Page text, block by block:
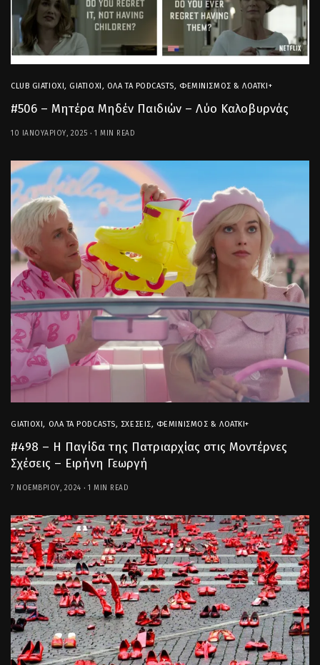
CLUB GIATIOXI, GIATIOXI , ΌΛΑ ΤΑ PODCASTS, ΦΕΜΙΝΙΣΜΌΣ & ΛΟΑΤΚΙ+
#506 – Μητέρα Μηδέν Παιδιών – Λύο Καλοβυρνάς
10 ΙΑΝΟΥΑΡΊΟΥ, 2025 1 MIN READ
GIATIOXI, ΌΛΑ ΤΑ PODCASTS, ΣΧΈΣΕΙΣ, ΦΕΜΙΝΙΣΜΌΣ & ΛΟΑΤΚΙ+
#498 – H Παγίδα της Πατριαρχίας στις Μοντέρνες
Σχέσεις – Ειρήνη Γεωργή
7 ΝΟΕΜΒΡΊΟΥ, 2024 1 MIN READ